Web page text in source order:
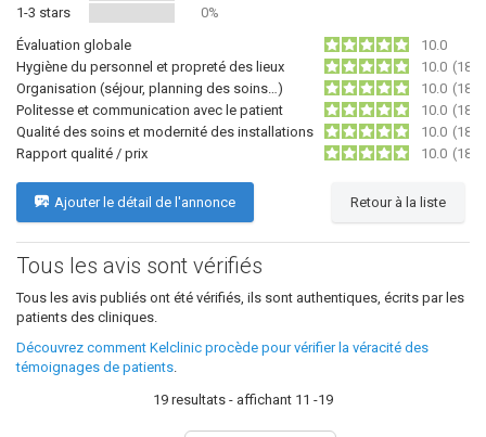
1-3 stars
0%
Évaluation globale
10.0
Hygiène du personnel et propreté des lieux
10.0 (18)
Organisation (séjour, planning des soins…)
10.0 (18)
Politesse et communication avec le patient
10.0 (18)
Qualité des soins et modernité des installations
10.0 (18)
Rapport qualité / prix
10.0 (18)
Ajouter le détail de l'annonce Retour à la liste
Tous les avis sont vérifiés
Tous les avis publiés ont été vérifiés, ils sont authentiques, écrits par les
patients des cliniques.
Découvrez comment Kelclinic procède pour vérifier la véracité des
témoignages de patients
19 resultats - affichant 11 -19